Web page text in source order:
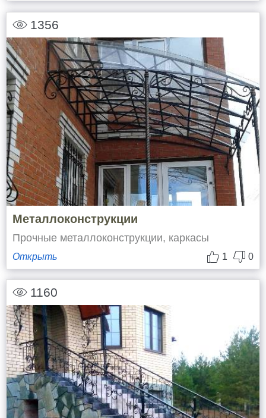
1356
Металлоконструкции
Прочные металлоконструкции, каркасы
Открыть 1 0
1160